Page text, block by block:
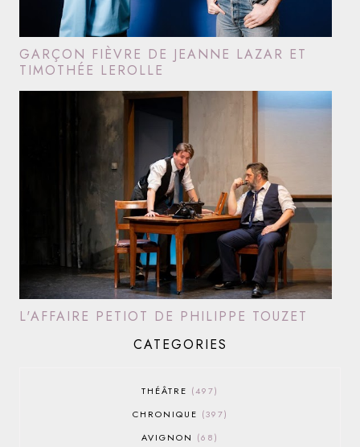
GARÇON FIÈVRE DE JEANNE LAZAR ET
TIMOTHÉE LEROLLE
L'AFFAIRE PETIOT DE PHILIPPE TOUZET
CATEGORIES
THÉÂTRE
497
CHRONIQUE
397
AVIGNON
68